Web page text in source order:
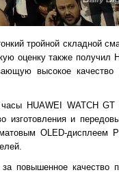
тройной складной
оценку также получил
высокое качество
HUAWEI WATCH GT
изготовления и
OLED-дисплеем
повышенное качество